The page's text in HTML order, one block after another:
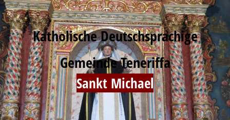
Katholische Deutschsprachige
Gemeinde Teneriffa
Sankt Michael